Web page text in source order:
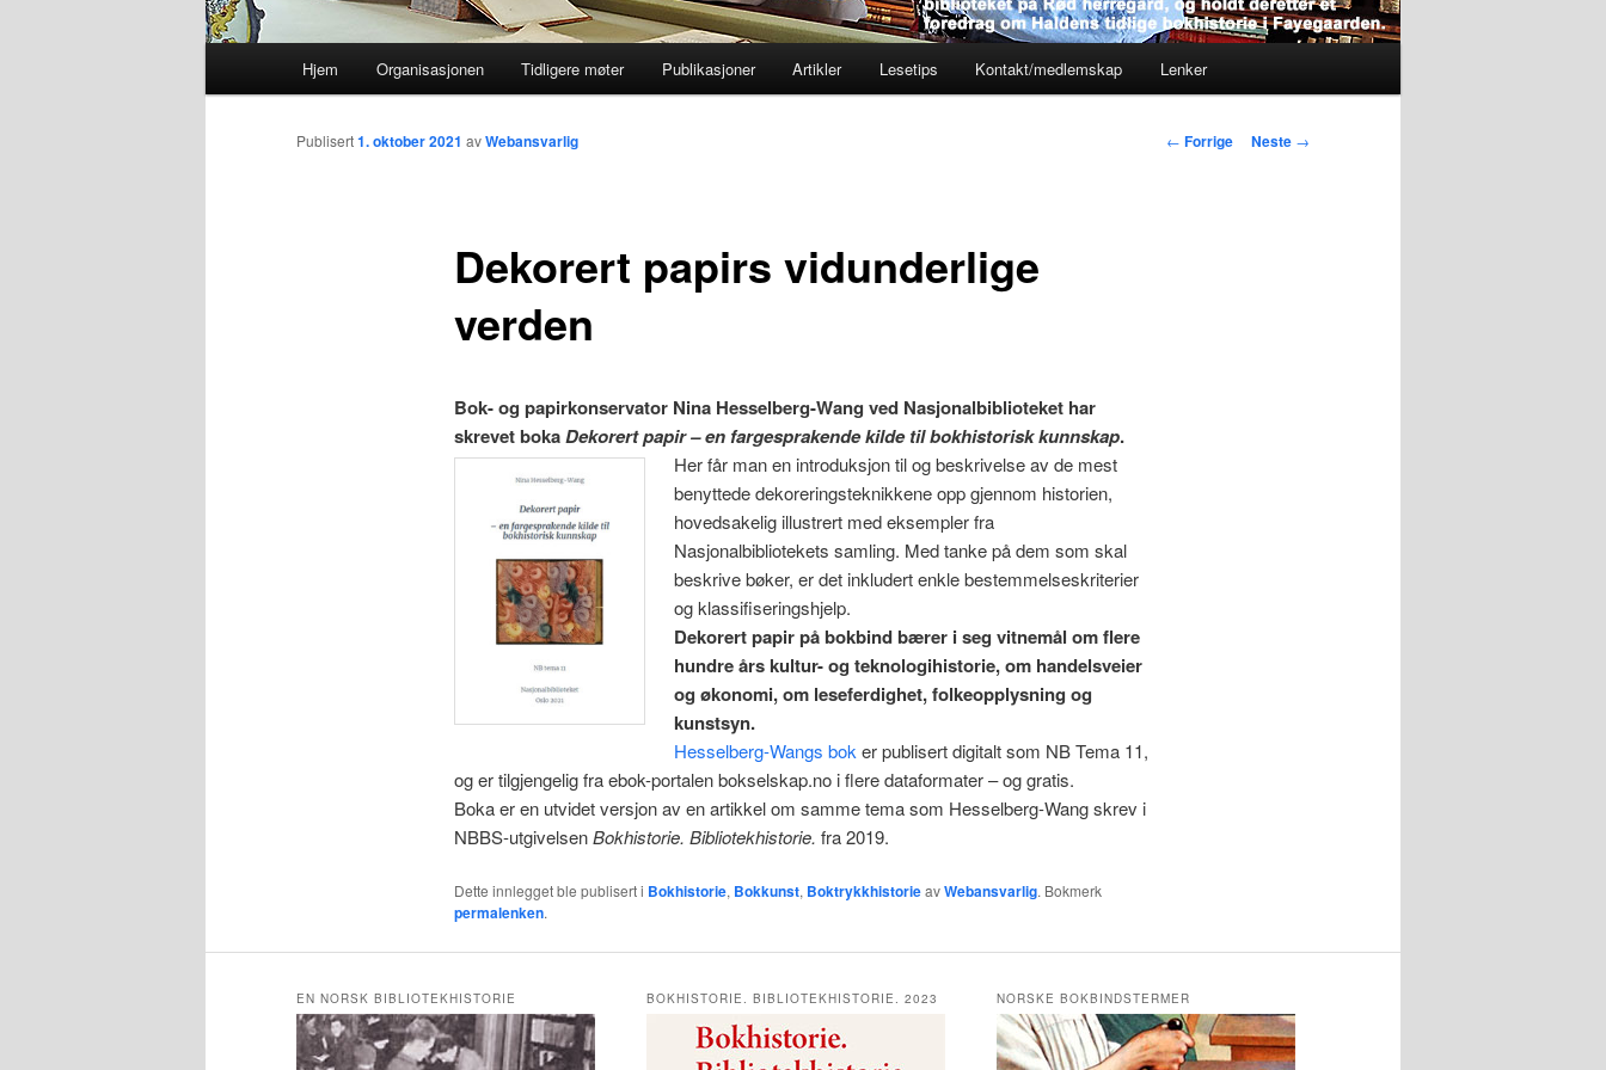
Gå
direkte
Hjem Organisasjonen Tidligere møter Publikasjoner Artikler Lesetips Kontakt/medlemskap Lenker
Innleggsnavigasjon
← Forrige Neste →
Dekorert papirs vidunderlige
verden
Publisert1. oktober 2021 avWebansvarlig
Bok- og papirkonservator Nina Hesselberg-Wang ved Nasjonalbiblioteket har
skrevet bokaDekorert papir – en fargesprakende kilde til bokhistorisk kunnskap.
Her får man en introduksjon til og beskrivelse av de mest
benyttede dekoreringsteknikkene opp gjennom historien,
hovedsakelig illustrert med eksempler fra
Nasjonalbibliotekets samling. Med tanke på dem som skal
beskrive bøker, er det inkludert enkle bestemmelseskriterier
og klassifiseringshjelp.
Dekorert papir på bokbind bærer i seg vitnemål om flere
hundre års kultur- og teknologihistorie, om handelsveier
og økonomi, om leseferdighet, folkeopplysning og
kunstsyn.
Hesselberg-Wangs bok er publisert digitalt som NB Tema 11,
og er tilgjengelig fra ebok-portalen bokselskap.no i flere dataformater – og gratis.
Boka er en utvidet versjon av en artikkel om samme tema som Hesselberg-Wang skrev i
NBBS-utgivelsenBokhistorie. Bibliotekhistorie. fra 2019.
Dette innlegget ble publisert i Bokhistorie, Bokkunst, BoktrykkhistorieavWebansvarlig. Bokmerk
permalenken.
EN NORSK BIBLIOTEKHISTORIE BOKHISTORIE. BIBLIOTEKHISTORIE. 2023 NORSKE BOKBINDSTERMER